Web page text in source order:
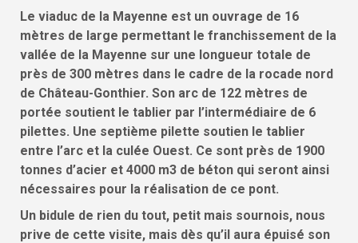
Le viaduc de la Mayenne est un ouvrage de 16
mètres de large permettant le franchissement de la
vallée de la Mayenne sur une longueur totale de
près de 300 mètres dans le cadre de la rocade nord
de Château-Gonthier. Son arc de 122 mètres de
portée soutient le tablier par l’intermédiaire de 6
pilettes. Une septième pilette soutien le tablier
entre l’arc et la culée Ouest. Ce sont près de 1900
tonnes d’acier et 4000 m3 de béton qui seront ainsi
nécessaires pour la réalisation de ce pont.
Un bidule de rien du tout, petit mais sournois, nous
prive de cette visite, mais dès qu’il aura épuisé son